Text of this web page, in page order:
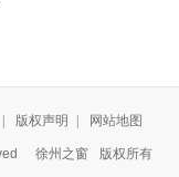
| 版权声明 | 网站地图
徐州之窗 版权所有